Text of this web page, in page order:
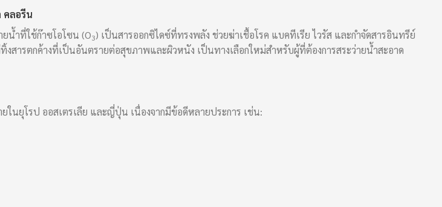
คลอรีน
น้ำที่ใช้ก๊าซโอโซน (O3) เป็นสารออกซิไดซ์ที่ทรงพลัง ช่วยฆ่าเชื้อโรค แบคทีเรีย ไวรัส และกำจัดสารอินทรีย์
งสารตกค้างที่เป็นอันตรายต่อสุขภาพและผิวหนัง เป็นทางเลือกใหม่สำหรับผู้ที่ต้องการสระว่ายน้ำสะอาด
ในยุโรป ออสเตรเลีย และญี่ปุ่น เนื่องจากมีข้อดีหลายประการ เช่น: